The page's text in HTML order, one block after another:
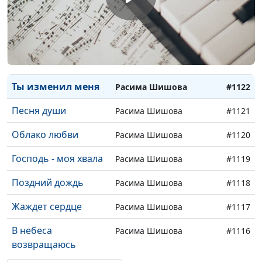
новым
Ты ищи Его Расима Шишова
Лишь с Тобой Расима Шишова #1123
Ты изменил меня Расима Шишова #1122
Песня души Расима Шишова #1121
Облако любви Расима Шишова #1120
Господь - моя хвала Расима Шишова #1119
Поздний дождь Расима Шишова #1118
Жаждет сердце Расима Шишова #1117
В небеса
возвращаюсь
Расима Шишова #1116